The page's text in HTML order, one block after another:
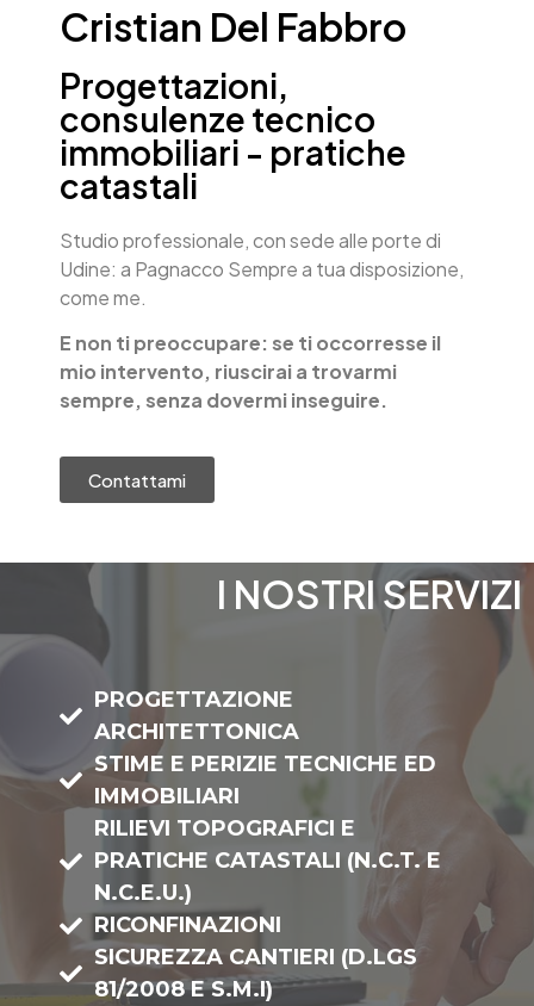
Cristian Del Fabbro
Progettazioni,
consulenze tecnico
immobiliari - pratiche
catastali
Studio professionale, con sede alle porte di
Udine: a Pagnacco Sempre a tua disposizione,
come me.
E non ti preoccupare: se ti occorresse il
mio intervento, riuscirai a trovarmi
sempre, senza dovermi inseguire.
Contattami
I NOSTRI SERVIZI
PROGETTAZIONE
ARCHITETTONICA
STIME E PERIZIE TECNICHE ED
IMMOBILIARI
RILIEVI TOPOGRAFICI E
PRATICHE CATASTALI (N.C.T. E
N.C.E.U.)
RICONFINAZIONI
SICUREZZA CANTIERI (D.LGS
81/2008 E S.M.I)